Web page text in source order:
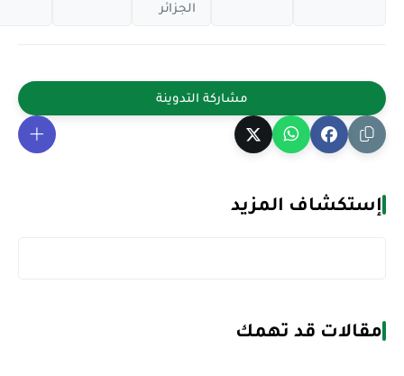
الجزائر
إستكشاف المزيد
مقالات قد تهمك